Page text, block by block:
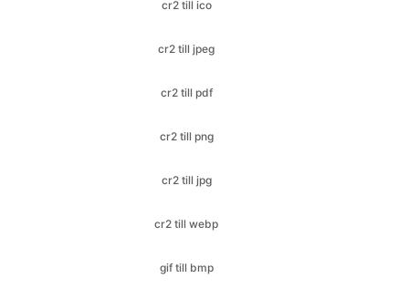
cr2 till pdf
cr2 till png
cr2 till jpg
cr2 till webp
gif till bmp
gif till ico
gif till jfif